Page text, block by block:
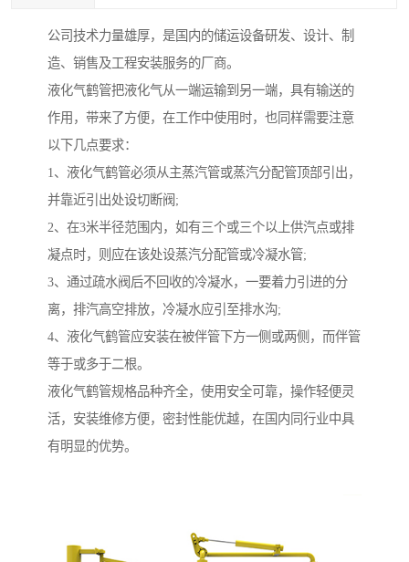
公司技术力量雄厚，是国内的储运设备研发、设计、制
造、销售及工程安装服务的厂商。
液化气鹤管把液化气从一端运输到另一端，具有输送的
作用，带来了方便，在工作中使用时，也同样需要注意
以下几点要求：
1、液化气鹤管必须从主蒸汽管或蒸汽分配管顶部引出，
并靠近引出处设切断阀;
2、在3米半径范围内，如有三个或三个以上供汽点或排
凝点时，则应在该处设蒸汽分配管或冷凝水管;
3、通过疏水阀后不回收的冷凝水，一要着力引进的分
离，排汽高空排放，冷凝水应引至排水沟;
4、液化气鹤管应安装在被伴管下方一侧或两侧，而伴管
等于或多于二根。
液化气鹤管规格品种齐全，使用安全可靠，操作轻便灵
活，安装维修方便，密封性能优越，在国内同行业中具
有明显的优势。